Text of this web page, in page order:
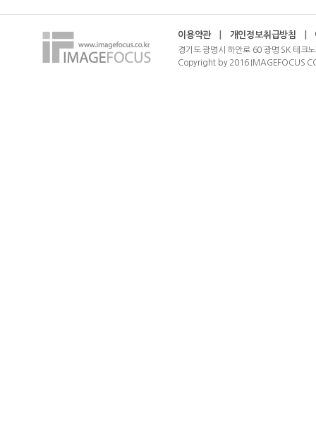
이용약관 개인정보취급방침
경기도 광명시 하안로 60 광명 SK 테크
Copyright by 2016 IMAGEFOCUS